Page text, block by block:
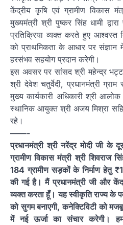
केंद्रीय कृषि एवं ग्रामीण विकास
मुख्यमंत्री श्री पुष्कर सिंह धामी
प्रतिक्रिया व्यक्त करते हुए
को प्राथमिकता के आधार पर संज्ञान
हरसंभव सहयोग प्रदान करेगी।
इस अवसर पर सांसद श्री महेन्द्र
श्री देवेश चतुर्वेदी, प्रधानमंत्री
मुख्य कार्यकारी अधिकारी श्री
स्थानिक आयुक्त श्री अजय मिश्रा
रहे।
——-
प्रधानमंत्री श्री नरेंद्र मोदी जी के
ग्रामीण विकास मंत्री श्री शिवराज
184 ग्रामीण सड़कों के निर्माण हेतु
की गई है। मैं प्रधानमंत्री जी और
व्यक्त करता हूँ। यह स्वीकृति राज्य के
को सुगम बनाएगी, कनेक्टिविटी को
में नई ऊर्जा का संचार करेगी।